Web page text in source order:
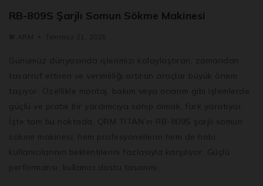
RB-809S Şarjlı Somun Sökme Makinesi